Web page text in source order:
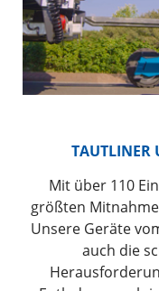
TAUTLINER
Mit über 110
größten
Unsere Geräte
auch die